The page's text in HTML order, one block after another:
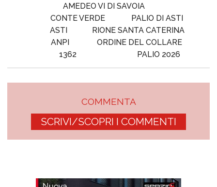
AMEDEO VI DI SAVOIA
CONTE VERDE
PALIO DI ASTI
ASTI
RIONE SANTA CATERINA
ANPI
ORDINE DEL COLLARE
1362
PALIO 2026
COMMENTA
SCRIVI/SCOPRI I COMMENTI